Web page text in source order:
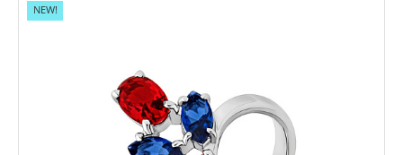
NEW!